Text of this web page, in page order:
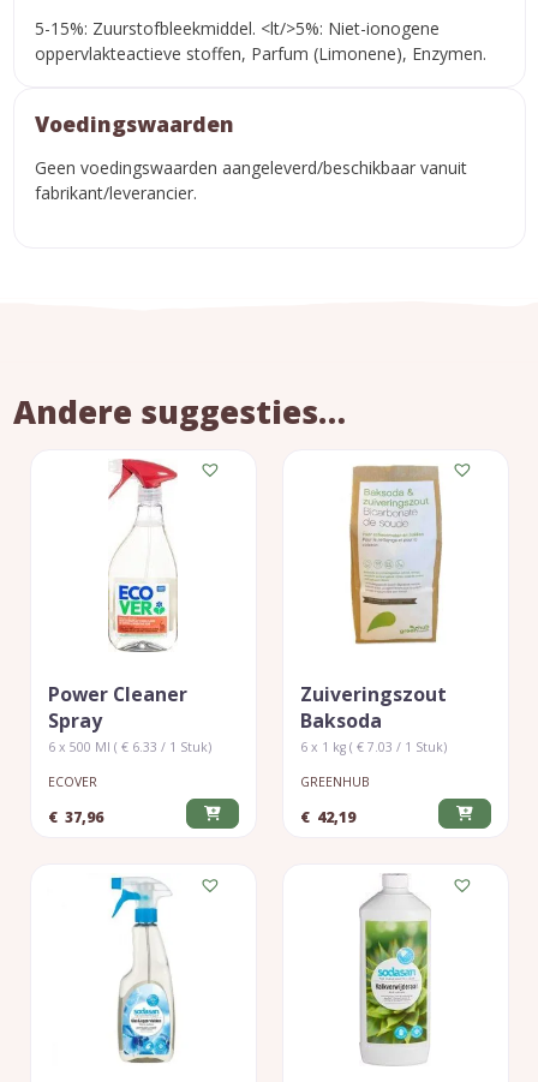
5-15%: Zuurstofbleekmiddel. <lt/>5%: Niet-ionogene
oppervlakteactieve stoffen, Parfum (Limonene), Enzymen.
Voedingswaarden
Geen voedingswaarden aangeleverd/beschikbaar vanuit
fabrikant/leverancier.
Andere suggesties…
Power Cleaner
Spray
6 x 500 Ml ( € 6.33 / 1 Stuk)
ECOVER
€ 37,96
Zuiveringszout
Baksoda
6 x 1 kg ( € 7.03 / 1 Stuk)
GREENHUB
€ 42,19